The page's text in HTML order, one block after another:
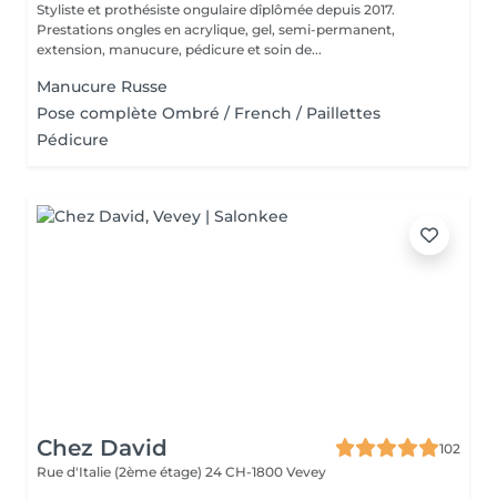
Styliste et prothésiste ongulaire dîplômée depuis 2017.
Prestations ongles en acrylique, gel, semi-permanent,
extension, manucure, pédicure et soin de...
Manucure Russe
Pose complète Ombré / French / Paillettes
Pédicure
Chez David
102
Rue d'Italie (2ème étage) 24 CH-1800 Vevey